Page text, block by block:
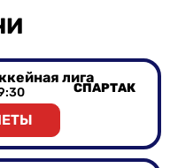
лига
СПАРТАК